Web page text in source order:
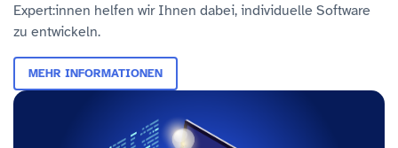
Expert:innen helfen wir Ihnen dabei, individuelle Software
zu entwickeln.
MEHR INFORMATIONEN